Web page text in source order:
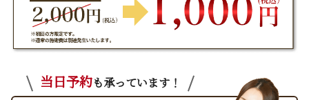
当日予約も承っています！